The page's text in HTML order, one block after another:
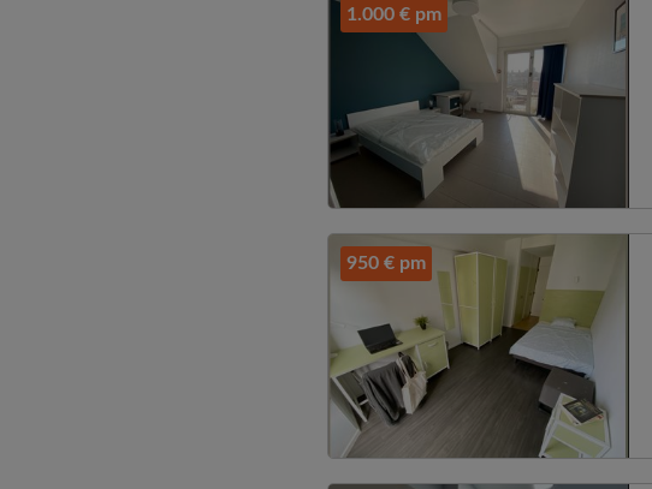
1.000 € pm
950 € pm